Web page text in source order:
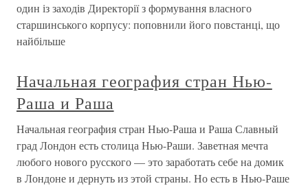
один із заходів Директорії з формування власного
старшинського корпусу: поповнили його повстанці, що
найбільше
Начальная география стран Нью-
Раша и Раша
Начальная география стран Нью-Раша и Раша Славный
град Лондон есть столица Нью-Раши. Заветная мечта
любого нового русского — это заработать себе на домик
в Лондоне и дернуть из этой страны. Но есть в Нью-Раше